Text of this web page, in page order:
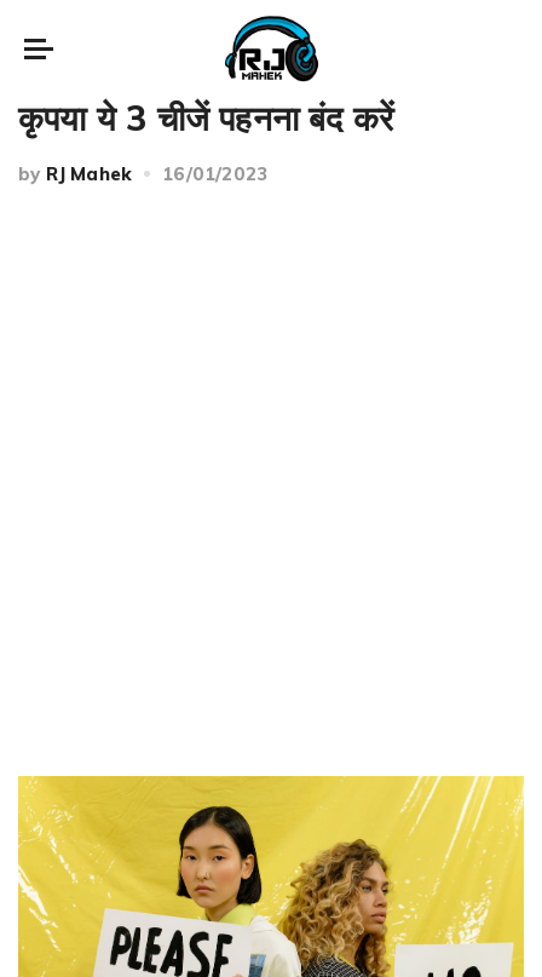
Self Development
कृपया ये 3 चीजें पहनना बंद करें
by RJ Mahek 16/01/2023